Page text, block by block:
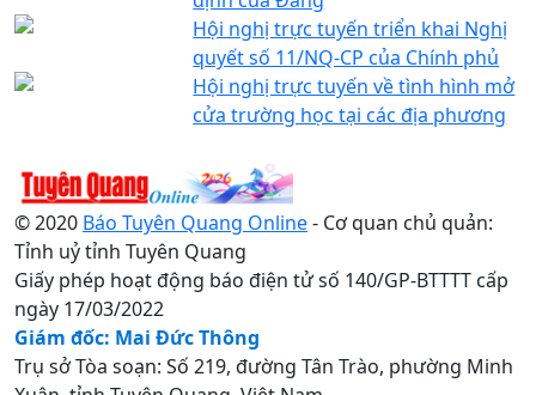
Hội nghị trực tuyến triển khai Nghị
quyết số 11/NQ-CP của Chính phủ
Hội nghị trực tuyến về tình hình mở
cửa trường học tại các địa phương
© 2020 Báo Tuyên Quang Online- Cơ quan chủ quản:
Tỉnh uỷ tỉnh Tuyên Quang
Giấy phép hoạt động báo điện tử số 140/GP-BTTTT cấp
ngày 17/03/2022
Giám đốc: Mai Đức Thông
Trụ sở Tòa soạn: Số 219, đường Tân Trào, phường Minh